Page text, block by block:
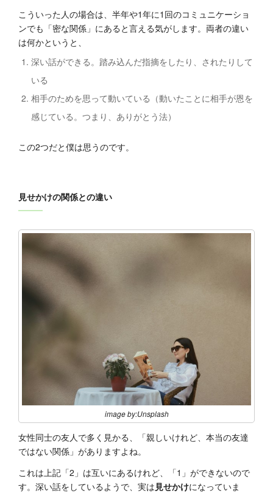
こういった人の場合は、半年や1年に1回のコミュニケーショ
ンでも「密な関係」にあると言える気がします。両者の違い
は何かというと、
深い話ができる。踏み込んだ指摘をしたり、されたりして
いる
相手のためを思って動いている（動いたことに相手が恩を
感じている。つまり、ありがとう法）
この2つだと僕は思うのです。
見せかけの関係との違い
image by:Unsplash
女性同士の友人で多く見かる、「親しいけれど、本当の友達
ではない関係」がありますよね。
これは上記「2」は互いにあるけれど、「1」ができないので
す。深い話をしているようで、実は 見せかけになっていま